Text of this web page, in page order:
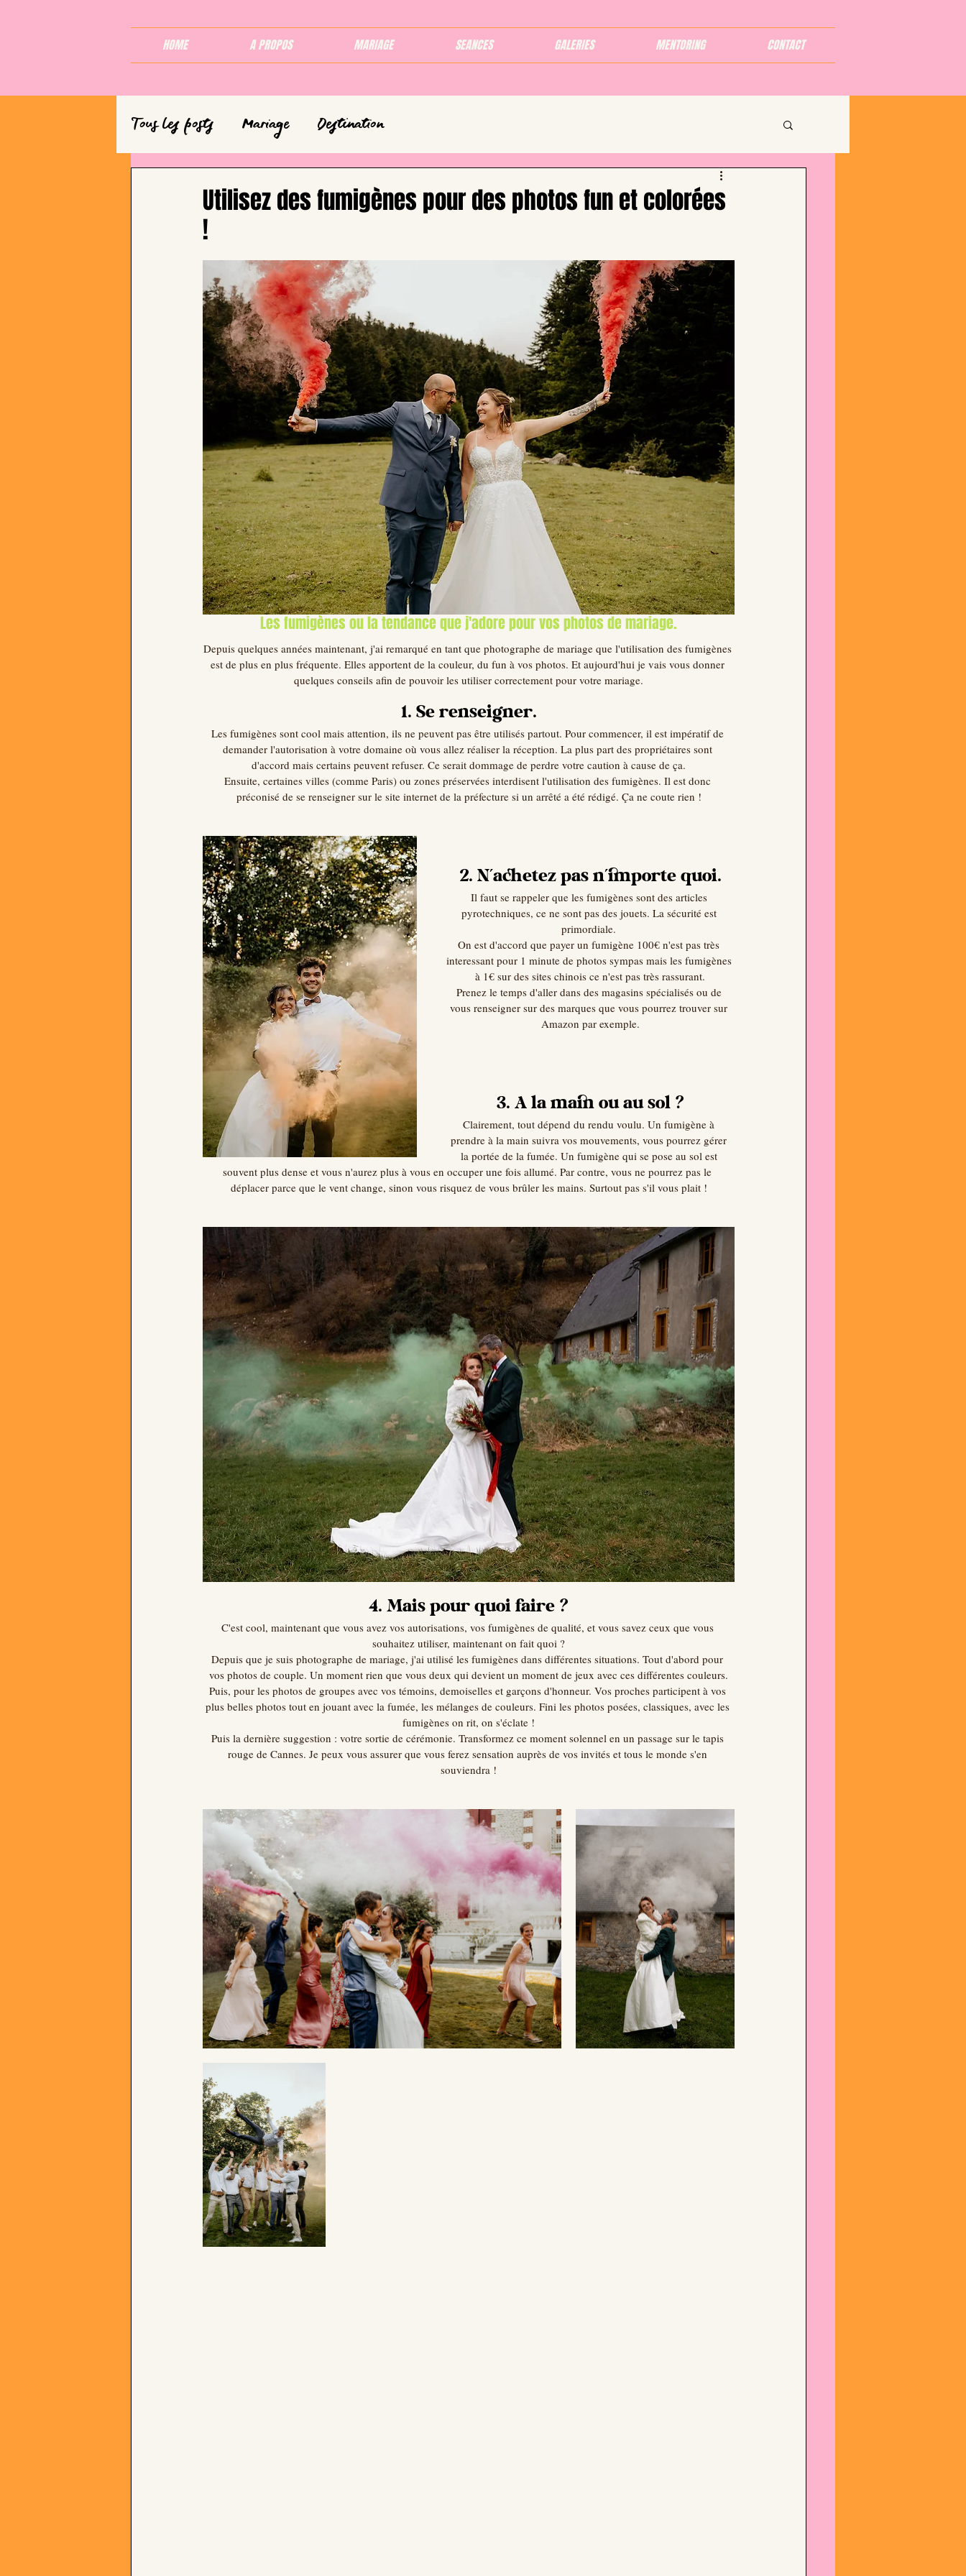
HOME A PROPOS MARIAGE SEANCES GALERIES MENTORING CONTACT
Tous les posts Mariage Destination
Utilisez des fumigènes pour des photos fun et colorées
!
Les fumigènes ou la tendance que j'adore pour vos photos de mariage.
Depuis quelques années maintenant, j'ai remarqué en tant que photographe de mariage que l'utilisation des fumigènes
est de plus en plus fréquente. Elles apportent de la couleur, du fun à vos photos. Et aujourd'hui je vais vous donner
quelques conseils afin de pouvoir les utiliser correctement pour votre mariage.
1. Se renseigner.
Les fumigènes sont cool mais attention, ils ne peuvent pas être utilisés partout. Pour commencer, il est impératif de
demander l'autorisation à votre domaine où vous allez réaliser la réception. La plus part des propriétaires sont
d'accord mais certains peuvent refuser. Ce serait dommage de perdre votre caution à cause de ça.
Ensuite, certaines villes (comme Paris) ou zones préservées interdisent l'utilisation des fumigènes. Il est donc
préconisé de se renseigner sur le site internet de la préfecture si un arrêté a été rédigé. Ça ne coute rien !
2. N'achetez pas n'importe quoi.
Il faut se rappeler que les fumigènes sont des articles
pyrotechniques, ce ne sont pas des jouets. La sécurité est
primordiale.
On est d'accord que payer un fumigène 100€ n'est pas très
interessant pour 1 minute de photos sympas mais les fumigènes
à 1€ sur des sites chinois ce n'est pas très rassurant.
Prenez le temps d'aller dans des magasins spécialisés ou de
vous renseigner sur des marques que vous pourrez trouver sur
Amazon par exemple.
3. A la main ou au sol ?
Clairement, tout dépend du rendu voulu. Un fumigène à
prendre à la main suivra vos mouvements, vous pourrez gérer
la portée de la fumée. Un fumigène qui se pose au sol est
souvent plus dense et vous n'aurez plus à vous en occuper une fois allumé. Par contre, vous ne pourrez pas le
déplacer parce que le vent change, sinon vous risquez de vous brûler les mains. Surtout pas s'il vous plait !
4. Mais pour quoi faire ?
C'est cool, maintenant que vous avez vos autorisations, vos fumigènes de qualité, et vous savez ceux que vous
souhaitez utiliser, maintenant on fait quoi ?
Depuis que je suis photographe de mariage, j'ai utilisé les fumigènes dans différentes situations. Tout d'abord pour
vos photos de couple. Un moment rien que vous deux qui devient un moment de jeux avec ces différentes couleurs.
Puis, pour les photos de groupes avec vos témoins, demoiselles et garçons d'honneur. Vos proches participent à vos
plus belles photos tout en jouant avec la fumée, les mélanges de couleurs. Fini les photos posées, classiques, avec les
fumigènes on rit, on s'éclate !
Puis la dernière suggestion : votre sortie de cérémonie. Transformez ce moment solennel en un passage sur le tapis
rouge de Cannes. Je peux vous assurer que vous ferez sensation auprès de vos invités et tous le monde s'en
souviendra !